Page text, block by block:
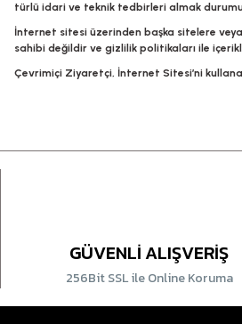
türlü idari ve teknik tedbirleri almak
İnternet sitesi üzerinden başka sitelere
sahibi değildir ve gizlilik politikaları ile
Çevrimiçi Ziyaretçi, İnternet Sitesi’ni
GÜVENLİ ALIŞVERİŞ
256Bit SSL ile Online Koruma